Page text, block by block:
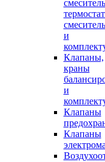
и
Клапаны,
краны
и
Клапаны
Клапаны